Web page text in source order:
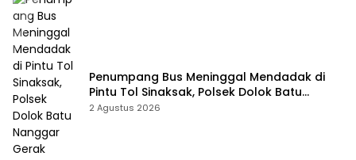
Penumpang Bus Meninggal Mendadak di
Pintu Tol Sinaksak, Polsek Dolok Batu
Nanggar Gerak Cepat Olah TKP
2 Agustus 2026